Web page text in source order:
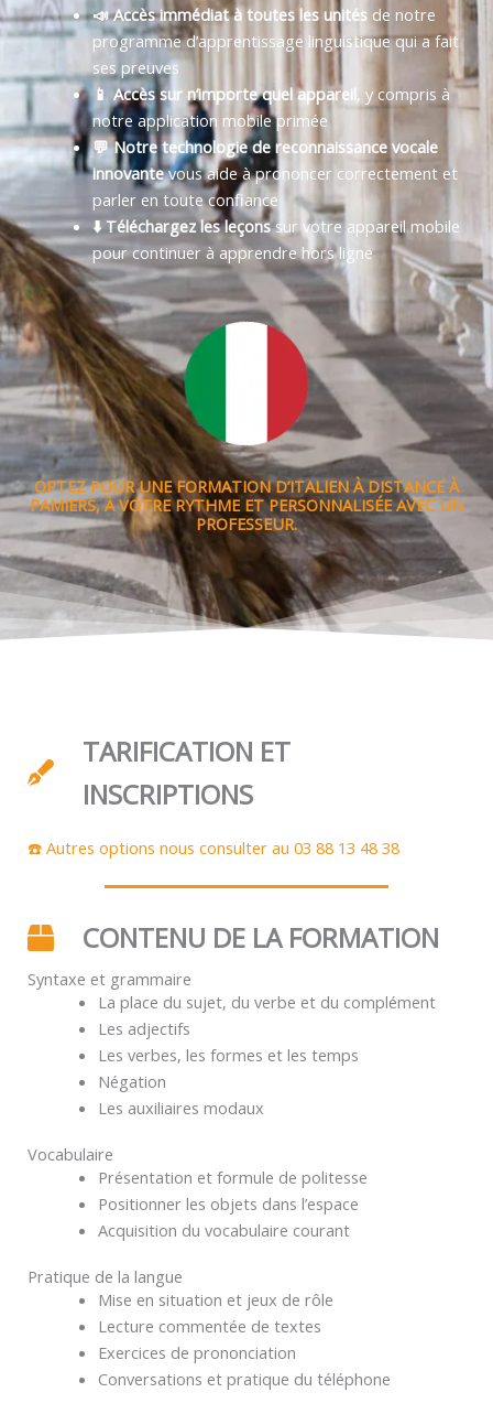
📣 Accès immédiat à toutes les unitésde notre
programme d’apprentissage linguistique qui a fait
ses preuves
📱 Accès sur n’importe quel appareil, y compris à
notre application mobile primée
💬 Notre technologie de reconnaissance vocale
innovantevous aide à prononcer correctement et
parler en toute confiance
⬇️ Téléchargez les leçonssur votre appareil mobile
pour continuer à apprendre hors ligne
OPTEZ POUR UNE FORMATION D’ITALIEN À DISTANCE À
PAMIERS, À VOTRE RYTHME ET PERSONNALISÉE AVEC UN
PROFESSEUR.
TARIFICATION ET
INSCRIPTIONS
☎️ Autres options nous consulter au 03 88 13 48 38
CONTENU DE LA FORMATION
Syntaxe et grammaire
La place du sujet, du verbe et du complément
Les adjectifs
Les verbes, les formes et les temps
Négation
Les auxiliaires modaux
Vocabulaire
Présentation et formule de politesse
Positionner les objets dans l’espace
Acquisition du vocabulaire courant
Pratique de la langue
Mise en situation et jeux de rôle
Lecture commentée de textes
Exercices de prononciation
Conversations et pratique du téléphone